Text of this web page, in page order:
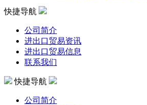
快捷导航
公司简介
进出口贸易资讯
进出口贸易信息
联系我们
快捷导航
公司简介